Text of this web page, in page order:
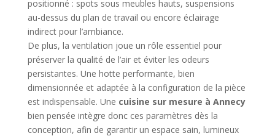
positionné : spots sous meubles hauts, suspensions
au-dessus du plan de travail ou encore éclairage
indirect pour l’ambiance.
De plus, la ventilation joue un rôle essentiel pour
préserver la qualité de l’air et éviter les odeurs
persistantes. Une hotte performante, bien
dimensionnée et adaptée à la configuration de la pièce
est indispensable. Une cuisine sur mesure à Annecy
bien pensée intègre donc ces paramètres dès la
conception, afin de garantir un espace sain, lumineux